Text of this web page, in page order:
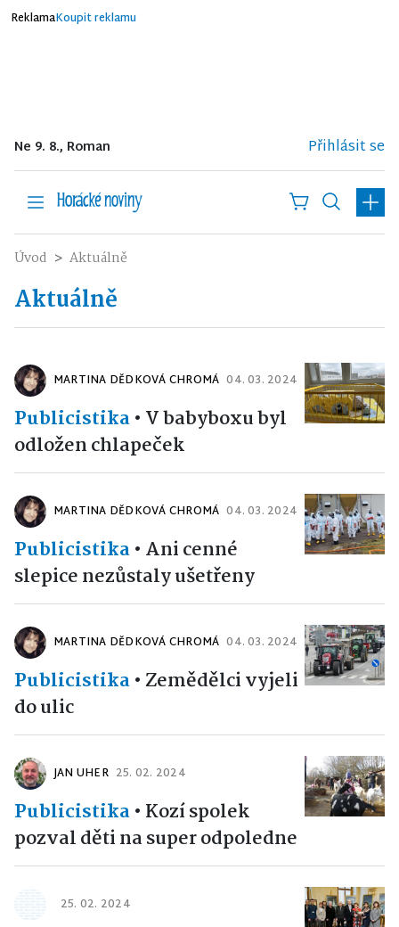
ReklamaKoupit reklamu
Ne 9. 8., Roman Přihlásit se
Úvod Aktuálně
Aktuálně
MARTINA DĚDKOVÁ CHROMÁ 04. 03. 2024
Publicistika• V babyboxu byl
odložen chlapeček
MARTINA DĚDKOVÁ CHROMÁ 04. 03. 2024
Publicistika• Ani cenné
slepice nezůstaly ušetřeny
MARTINA DĚDKOVÁ CHROMÁ 04. 03. 2024
Publicistika• Zemědělci vyjeli
do ulic
JAN UHER 25. 02. 2024
Publicistika• Kozí spolek
pozval děti na super odpoledne
25. 02. 2024